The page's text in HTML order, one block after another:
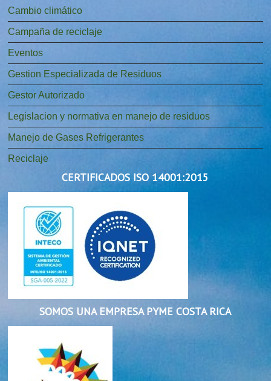
Cambio climático
Campaña de reciclaje
Eventos
Gestion Especializada de Residuos
Gestor Autorizado
Legislacion y normativa en manejo de residuos
Manejo de Gases Refrigerantes
Reciclaje
CERTIFICADOS ISO 14001:2015
SOMOS UNA EMPRESA PYME COSTA RICA